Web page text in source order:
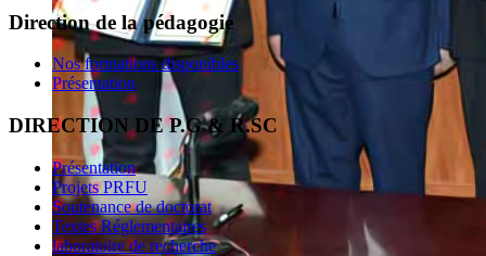
Direction de la pédagogie
Nos formations disponibles
Présentation
DIRECTION DE P.G & R.SC
Présentation
Projets PRFU
Soutenance de doctorat
Textes Réglementaires
laboratoire de recherche